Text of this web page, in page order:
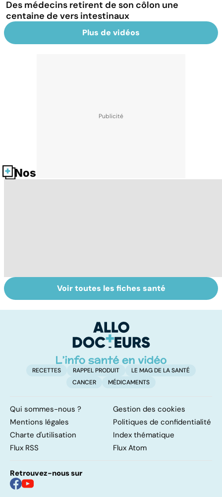
Des médecins retirent de son côlon une
centaine de vers intestinaux
Plus de vidéos
Nos fiches santé
pilonidal, un
Tout savoir sur
les virus
Voir toutes les fiches santé
RECETTES RAPPEL PRODUIT
LE MAG DE LA SANTÉ
CANCER
MÉDICAMENTS
Qui sommes-nous ?
Gestion des cookies
Mentions légales
Politiques de confidentialité
Charte d'utilisation
Index thématique
Flux RSS
Flux Atom
Retrouvez-nous sur